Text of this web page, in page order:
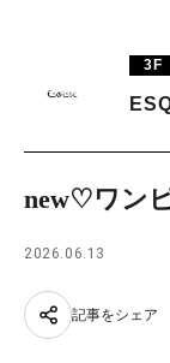
PARCOメンバーズ
3F
new♡ワン
2026.06.13
記事をシェア